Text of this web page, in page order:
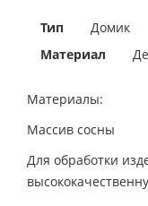
Тип
Домик
Материал
Материалы:
Массив сосны
Для обработки